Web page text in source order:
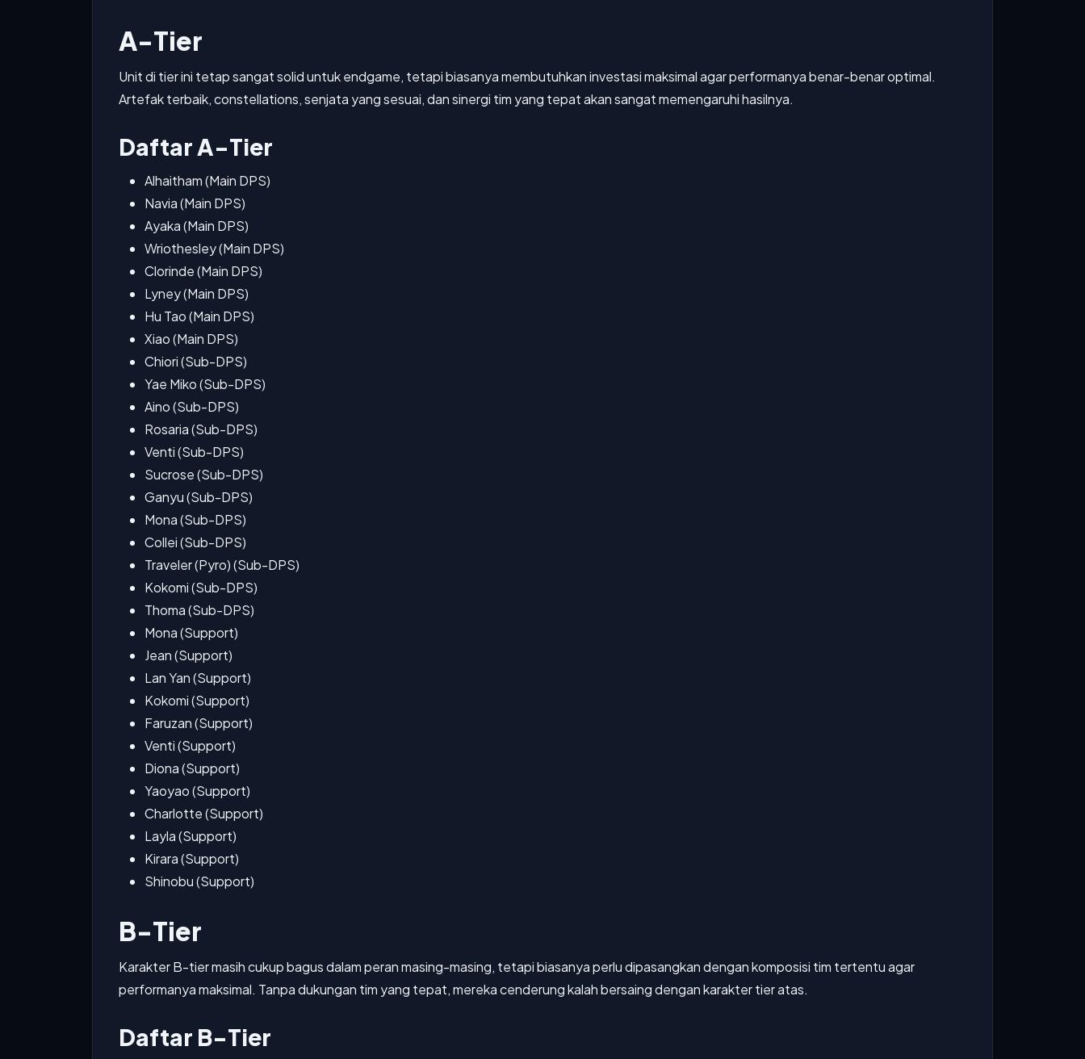
A-Tier
Unit di tier ini tetap sangat solid untuk endgame, tetapi biasanya membutuhkan investasi maksimal agar performanya benar-benar optimal.
Artefak terbaik, constellations, senjata yang sesuai, dan sinergi tim yang tepat akan sangat memengaruhi hasilnya.
Daftar A-Tier
Alhaitham (Main DPS)
Navia (Main DPS)
Ayaka (Main DPS)
Wriothesley (Main DPS)
Clorinde (Main DPS)
Lyney (Main DPS)
Hu Tao (Main DPS)
Xiao (Main DPS)
Chiori (Sub-DPS)
Yae Miko (Sub-DPS)
Aino (Sub-DPS)
Rosaria (Sub-DPS)
Venti (Sub-DPS)
Sucrose (Sub-DPS)
Ganyu (Sub-DPS)
Mona (Sub-DPS)
Collei (Sub-DPS)
Traveler (Pyro) (Sub-DPS)
Kokomi (Sub-DPS)
Thoma (Sub-DPS)
Mona (Support)
Jean (Support)
Lan Yan (Support)
Kokomi (Support)
Faruzan (Support)
Venti (Support)
Diona (Support)
Yaoyao (Support)
Charlotte (Support)
Layla (Support)
Kirara (Support)
Shinobu (Support)
B-Tier
Karakter B-tier masih cukup bagus dalam peran masing-masing, tetapi biasanya perlu dipasangkan dengan komposisi tim tertentu agar
performanya maksimal. Tanpa dukungan tim yang tepat, mereka cenderung kalah bersaing dengan karakter tier atas.
Daftar B-Tier